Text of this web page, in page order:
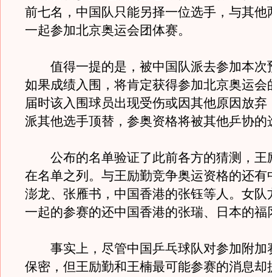
前七名，中国队只能另择一位选手，与其他
一起参加北京奥运会团体赛。
值得一提的是，被中国队派去参加本次
如果成绩入围，将肯定获得参加北京奥运会
届时该入围球员出现受伤或因其他原因放弃
派其他选手顶替，参奥资格将被其他乒协的
公布的名单验证了此前各方的猜测，王
在名单之列。与王励勤竞争奥运资格的还有
澎龙、张雁书，中国香港的张钰等人。女队
一起的参赛的还中国香港的张瑞、日本的福
事实上，尽管中国乒乓球队对参加附加
保密，但王励勤和王楠最可能参赛的消息却